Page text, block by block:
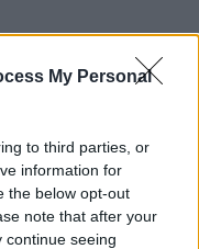
My Personal
to third parties, or
information for
the below opt-out
note that after your
continue seeing
hírekről a